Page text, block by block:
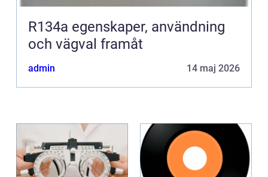
R134a egenskaper, användning
och vägval framåt
admin 14 maj 2026